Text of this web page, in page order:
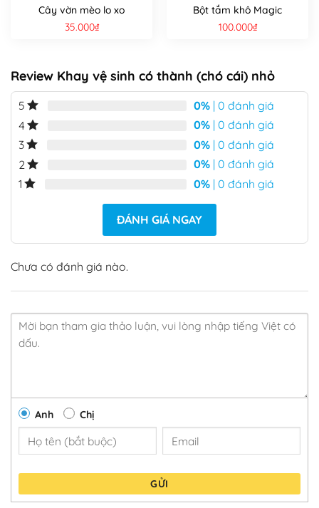
Cây vờn mèo lo xo
35.000₫
Bột tắm khô Magic
100.000₫
Review Khay vệ sinh có thành (chó cái) nhỏ
5 0% | 0 đánh giá
4
0% | 0 đánh giá
3
0% | 0 đánh giá
2
0% | 0 đánh giá
1
0% | 0 đánh giá
ĐÁNH GIÁ NGAY
Chưa có đánh giá nào.
Anh Chị
GỬI